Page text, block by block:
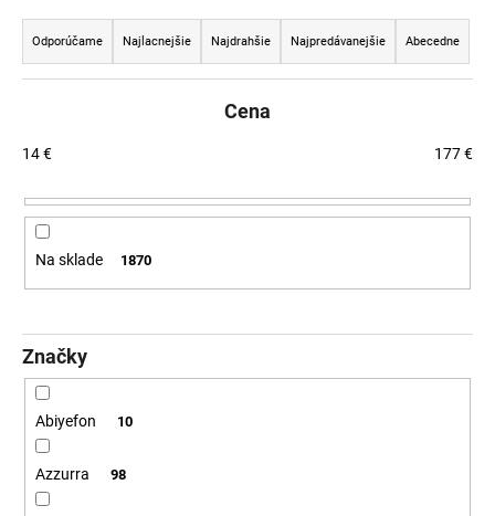
R
a
d
i
p
u
k
o
Odporúčame Najlacnejšie Najdrahšie Najpredávanejšie Abecedne
Cena
14€ 177€
Na sklade 1870
Značky
Abiyefon 10
Azzurra 98